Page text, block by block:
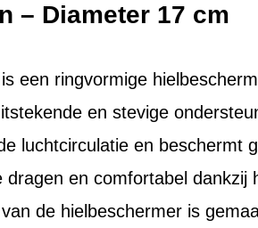
– Diameter 17 cm
een ringvormige
en stevige
luchtcirculatie en beschermt
en comfortabel
de hielbeschermer is